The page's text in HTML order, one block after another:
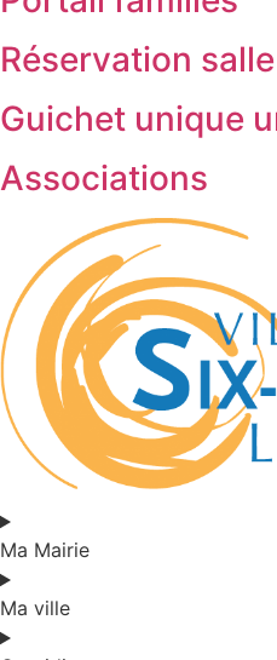
Réservation salle
Guichet unique
Associations
Ma Mairie
Ma ville